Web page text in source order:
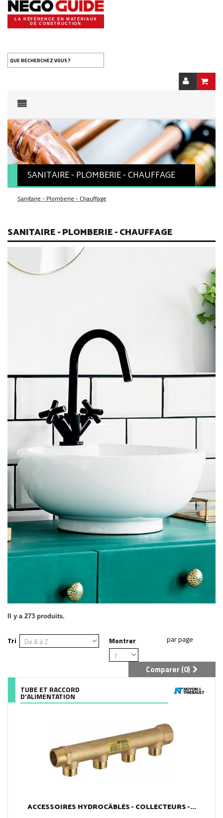
LA RÉFÉRENCE EN MATÉRIAUX
DE CONSTRUCTION
QUE RECHERCHEZ VOUS ?
SANITAIRE - PLOMBERIE - CHAUFFAGE
Sanitaire - Plomberie - Chauffage
SANITAIRE - PLOMBERIE - CHAUFFAGE
Il y a 273 produits.
Tri Montrer
Comparer (0)
TUBE ET RACCORD
D'ALIMENTATION
ACCESSOIRES HYDROCÂBLÉS - COLLECTEURS -...